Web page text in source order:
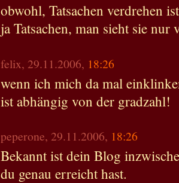
obwohl, Tatsachen verdrehen
ja Tatsachen, man sieht sie nur
felix, 29.11.2006, 18:26
wenn ich mich da mal
ist abhängig von der gradzahl!
peperone, 29.11.2006, 18:26
Bekannt ist dein Blog
du genau erreicht hast.